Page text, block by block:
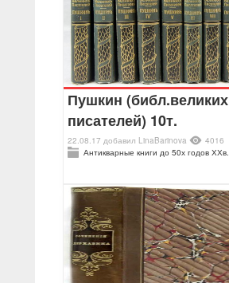
Пушкин (библ.великих
писателей) 10т.
22.08.17 добавил LinaBarinova
4016
Антикварные книги до 50х годов ХХв.